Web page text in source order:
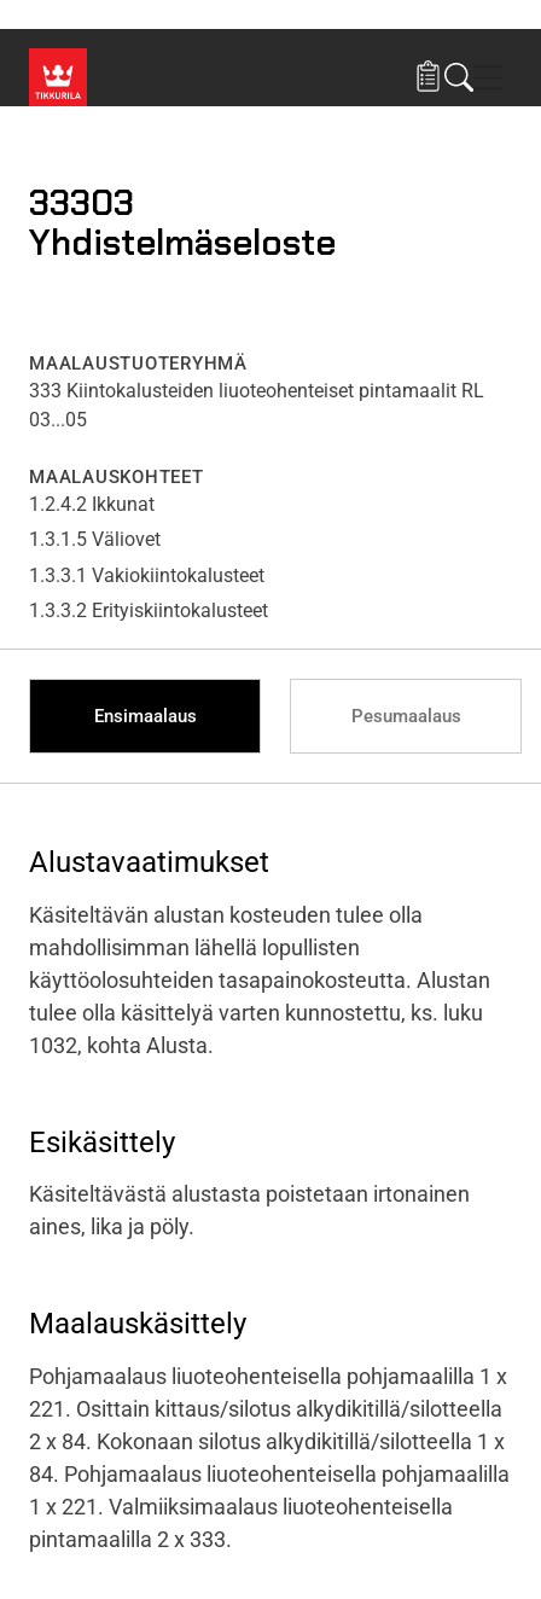
33303
Yhdistelmäseloste
MAALAUSTUOTERYHMÄ
333 Kiintokalusteiden liuoteohenteiset pintamaalit RL
03...05
MAALAUSKOHTEET
1.2.4.2 Ikkunat
1.3.1.5 Väliovet
1.3.3.1 Vakiokiintokalusteet
1.3.3.2 Erityiskiintokalusteet
Ensimaalaus Pesumaalaus
Alustavaatimukset
Käsiteltävän alustan kosteuden tulee olla
mahdollisimman lähellä lopullisten
käyttöolosuhteiden tasapainokosteutta. Alustan
tulee olla käsittelyä varten kunnostettu, ks. luku
1032, kohta Alusta.
Esikäsittely
Käsiteltävästä alustasta poistetaan irtonainen
aines, lika ja pöly.
Maalauskäsittely
Pohjamaalaus liuoteohenteisella pohjamaalilla 1 x
221. Osittain kittaus/silotus alkydikitillä/silotteella
2 x 84. Kokonaan silotus alkydikitillä/silotteella 1 x
84. Pohjamaalaus liuoteohenteisella pohjamaalilla
1 x 221. Valmiiksimaalaus liuoteohenteisella
pintamaalilla 2 x 333.